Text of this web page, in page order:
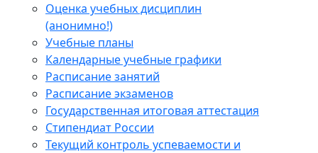
Оценка учебных дисциплин
(анонимно!)
Учебные планы
Календарные учебные графики
Расписание занятий
Расписание экзаменов
Государственная итоговая аттестация
Стипендиат России
Текущий контроль успеваемости и